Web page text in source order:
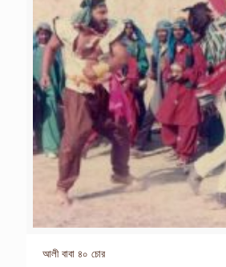
আলী বাবা ৪০ চোর